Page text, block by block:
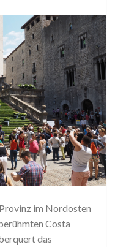
im Nordosten
Costa
das